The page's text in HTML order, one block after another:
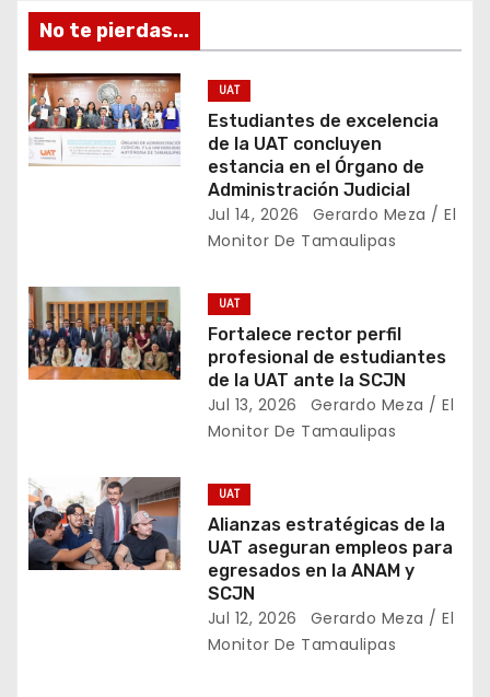
a
c
i
ó
e
e
n
r
a
d
No te pierdas...
UAT
Estudiantes de excelencia
de la UAT concluyen
estancia en el Órgano de
Administración Judicial
Jul 14, 2026
Gerardo Meza / El
Monitor De Tamaulipas
UAT
Fortalece rector perfil
profesional de estudiantes
de la UAT ante la SCJN
Jul 13, 2026
Gerardo Meza / El
Monitor De Tamaulipas
UAT
Alianzas estratégicas de la
UAT aseguran empleos para
egresados en la ANAM y
SCJN
Jul 12, 2026
Gerardo Meza / El
Monitor De Tamaulipas